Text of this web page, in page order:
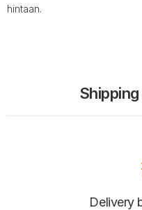
hintaan.
Delivery